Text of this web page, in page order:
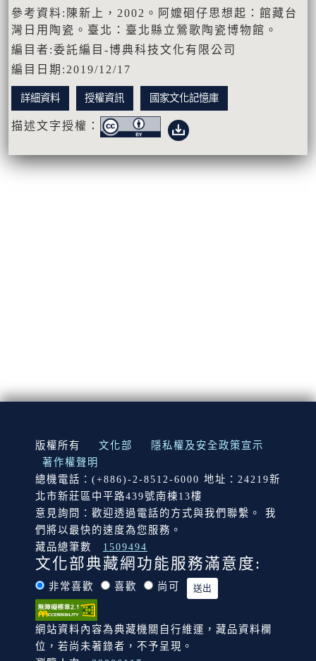
參考資料:陳新上，2002。阿嬤硘仔思想起：館藏台
灣日用陶瓷。臺北：臺北縣立鶯歌陶瓷博物館。
編目者:委託編目-博典科技文化有限公司
編目日期:2019/12/17
詳細資料 授權資訊 國家文化記憶庫
描述文字授權：
:::
版權所有 文化部
隱私權及安全政策宣示
著作權聲明
總機電話：(+886)-2-8512-6000 地址：24219新
北市新莊區中平路439號南棟13樓
意見詢問：歡迎透過電話的方式與我們聯繫。 我
們將以最快的速度為您服務。
藏品總筆數
1509494
文化部典藏網功能服務滿意度:
非常喜歡 喜歡 尚可
網站資料內容為典藏機關自行維運，藏品資料欄
位，若尚未著錄者，不予呈現。